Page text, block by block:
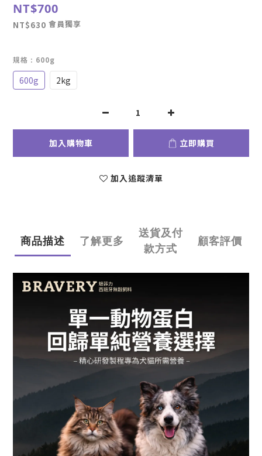
NT$700
NT$630 會員獨享
規格 : 600g
600g 2kg
加入購物車 立即購買
加入追蹤清單
商品描述 了解更多
送貨及付
款方式
顧客評價